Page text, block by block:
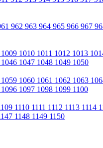
962 963 964 965 966 967
1009 1010 1011 1012 1013
1046 1047 1048 1049 1050
1059 1060 1061 1062 1063
1096 1097 1098 1099 1100
1110 1111 1112 1113 1114
1148 1149 1150